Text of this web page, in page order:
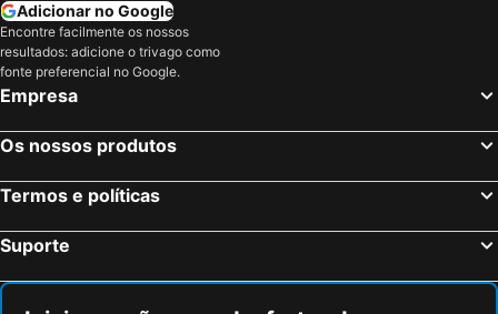
Adicionar no Google
Encontre facilmente os nossos
resultados: adicione o trivago como
fonte preferencial no Google.
Empresa
Os nossos produtos
Termos e políticas
Suporte